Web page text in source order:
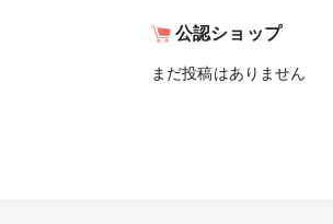
公認ショップ
まだ投稿はありません